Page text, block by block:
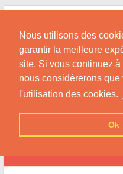
Nous utilisons des
garantir la meilleure
site. Si vous continuez
nous considérerons que
l'utilisation des cookies.
Ok
Skip
content
Conseils et Infos pour la
Africaine !